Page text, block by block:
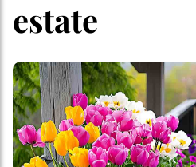
estate